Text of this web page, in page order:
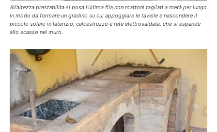
All’altezza prestabilita si posa l’ultima fila con mattoni tagliati a metà per lungo
in modo da formare un gradino su cui appoggiare le tavelle e nascondere il
piccolo solaio in laterizio, calcestruzzo e rete elettrosaldata, che si espande
allo scasso nel muro.